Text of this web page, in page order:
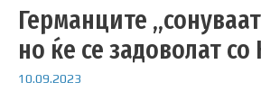
Германците
но ќе се задоволат со
10.09.2023